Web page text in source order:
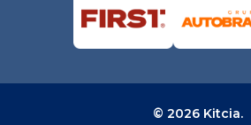
© 2026 Kitcia.